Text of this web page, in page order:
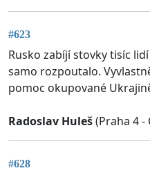
#623
Rusko zabíjí stovky tisíc
samo rozpoutalo.
pomoc okupované
Radoslav Huleš(Praha 4 -
#628